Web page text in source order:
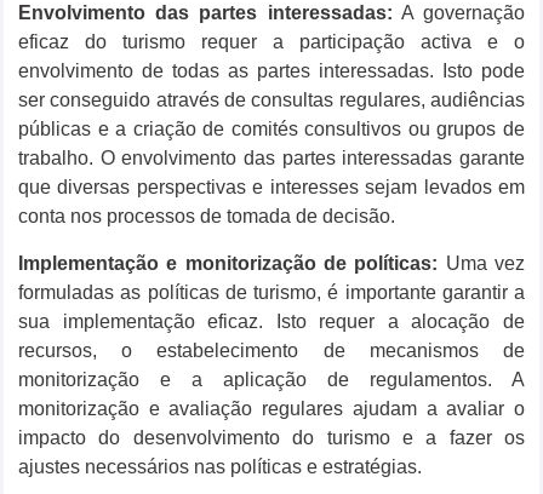
Envolvimento das partes interessadas: A governação
eficaz do turismo requer a participação activa e o
envolvimento de todas as partes interessadas. Isto pode
ser conseguido através de consultas regulares, audiências
públicas e a criação de comités consultivos ou grupos de
trabalho. O envolvimento das partes interessadas garante
que diversas perspectivas e interesses sejam levados em
conta nos processos de tomada de decisão.
Implementação e monitorização de políticas: Uma vez
formuladas as políticas de turismo, é importante garantir a
sua implementação eficaz. Isto requer a alocação de
recursos, o estabelecimento de mecanismos de
monitorização e a aplicação de regulamentos. A
monitorização e avaliação regulares ajudam a avaliar o
impacto do desenvolvimento do turismo e a fazer os
ajustes necessários nas políticas e estratégias.